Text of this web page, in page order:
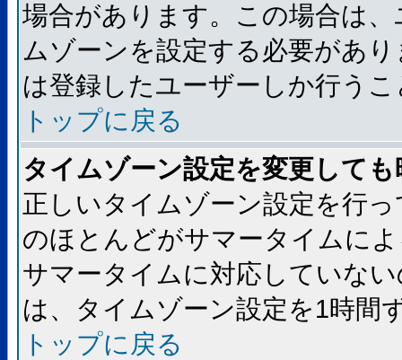
場合があります。この場合は
ムゾーンを設定する必要があ
は登録したユーザーしか行う
トップに戻る
タイムゾーン設定を変更して
正しいタイムゾーン設定を行
のほとんどがサマータイムに
サマータイムに対応していな
は、タイムゾーン設定を1時間
トップに戻る